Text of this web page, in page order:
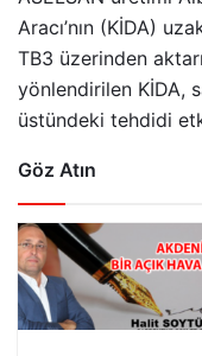
Aracı’nın (KİDA)
TB3 üzerinden
yönlendirilen KİDA,
üstündeki tehdidi
Göz Atın